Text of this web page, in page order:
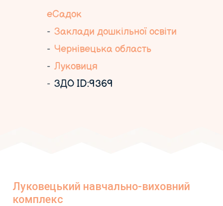
еСадок
Заклади дошкільної освіти
Чернівецька область
Луковиця
ЗДО ID:9369
Луковецький навчально-виховний
комплекс